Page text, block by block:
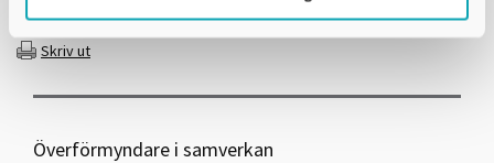
Skriv ut
Överförmyndare i samverkan